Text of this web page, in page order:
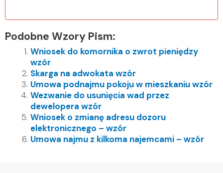
Podobne Wzory Pism:
Wniosek do komornika o zwrot pieniędzy
wzór
Skarga na adwokata wzór
Umowa podnajmu pokoju w mieszkaniu wzór
Wezwanie do usunięcia wad przez
dewelopera wzór
Wniosek o zmianę adresu dozoru
elektronicznego – wzór
Umowa najmu z kilkoma najemcami – wzór